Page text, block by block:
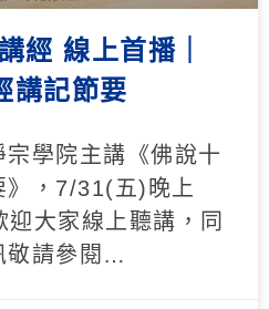
經 線上首播｜
講記節要
學院主講《佛說十
》，7/31(五)晚上
大家線上聽講，同
敬請參閱…